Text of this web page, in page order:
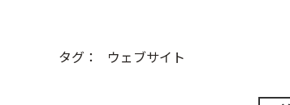
タグ： ウェブサイト